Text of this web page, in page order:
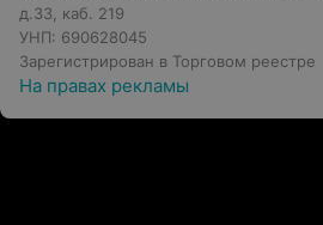
д.33, каб. 219
УНП: 690628045
Зарегистрирован в Торговом реестре
На правах рекламы